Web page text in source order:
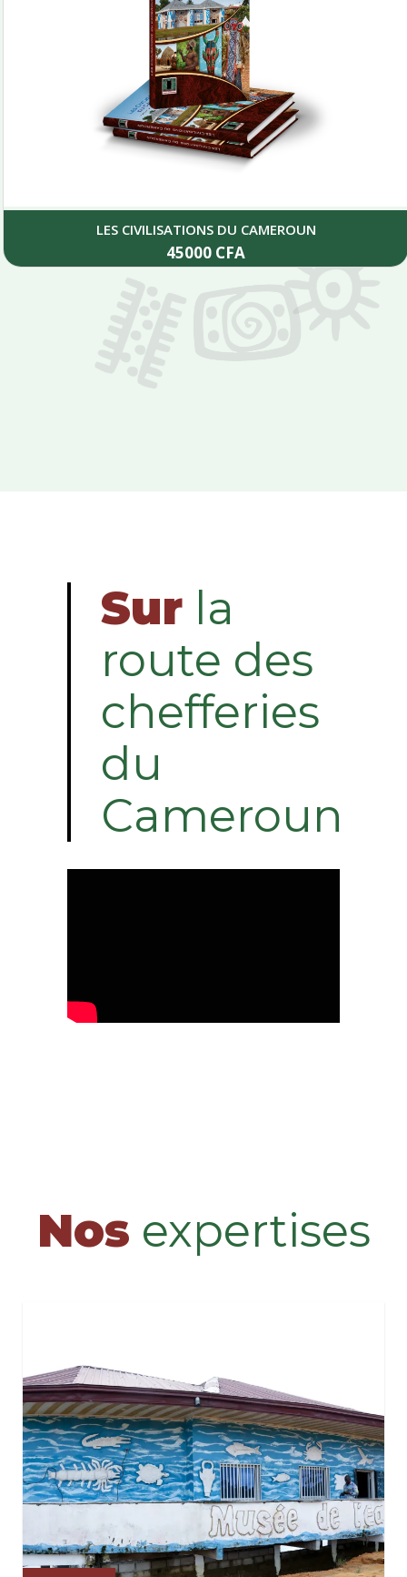
LES CIVILISATIONS DU CAMEROUN
45000 CFA
Sur la
route des
chefferies
du
Cameroun
Nos expertises